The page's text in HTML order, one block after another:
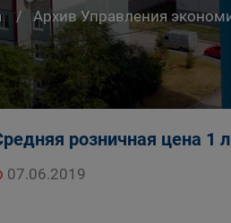
Архив Управления
розничная цена 1
07.06.2019